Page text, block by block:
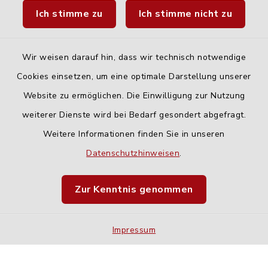
Ich stimme zu Ich stimme nicht zu
Wir weisen darauf hin, dass wir technisch notwendige
Cookies einsetzen, um eine optimale Darstellung unserer
Website zu ermöglichen. Die Einwilligung zur Nutzung
weiterer Dienste wird bei Bedarf gesondert abgefragt.
Weitere Informationen finden Sie in unseren
Datenschutzhinweisen.
Zur Kenntnis genommen
Impressum
Fahrplanauskunft DING
Barrierefreiheit
Impressum
Sitemap